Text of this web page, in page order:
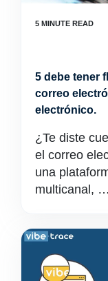
5 debe tener
correo
electrónico.
¿Te diste
el correo
una
multicanal, …